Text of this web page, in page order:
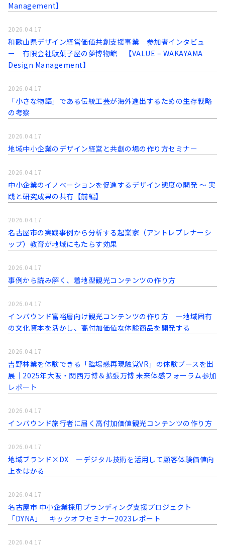
Management】
和歌山県デザイン経営価値共創支援事業 参加者インタビュ
ー 有限会社駄菓子屋の夢博物館 【VALUE – WAKAYAMA
Design Management】
2026.04.17
「小さな物語」である伝統工芸が海外進出するための生存戦略
の考察
2026.04.17
地域中小企業のデザイン経営と共創の場の作り方セミナー
2026.04.17
中小企業のイノベーションを促進するデザイン態度の開発 〜 実
践と研究成果の共有【前編】
2026.04.17
名古屋市の実践事例から分析する起業家（アントレプレナーシ
ップ）教育が地域にもたらす効果
2026.04.17
事例から読み解く、着地型観光コンテンツの作り方
2026.04.17
インバウンド富裕層向け観光コンテンツの作り方 ―地域固有
の文化資本を活かし、高付加価値な体験商品を開発する
2026.04.17
吉野林業を体験できる「臨場感再現触覚VR」の体験ブースを出
展｜2025年大阪・関西万博＆拡張万博 未来体感フォーラム参加
レポート
2026.04.17
インバウンド旅行者に届く高付加価値観光コンテンツの作り方
2026.04.17
地域ブランド×DX ―デジタル技術を活用して顧客体験価値向
上をはかる
2026.04.17
名古屋市 中小企業採用ブランディング支援プロジェクト
「DYNA」 キックオフセミナー2023レポート
2026.04.17
2026.04.17